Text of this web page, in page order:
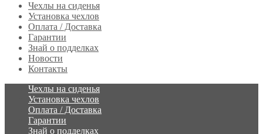
Чехлы на сиденья
Установка чехлов
Оплата / Доставка
Гарантии
Знай о подделках
Новости
Контакты
Чехлы на сиденья
Установка чехлов
Оплата / Доставка
Гарантии
Знай о подделках